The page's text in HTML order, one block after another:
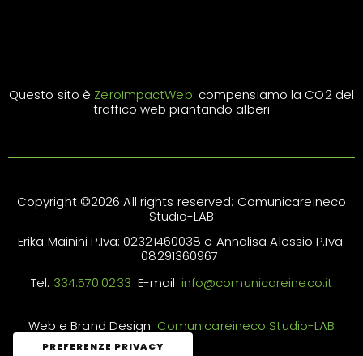
Questo sito è ZeroImpactWeb: compensiamo la CO2 del
traffico web piantando alberi
Copyright ©2026 All rights reserved: Comunicareineco
Studio-LAB
Erika Mainini P.Iva: 02321460038 e Annalisa Alessio P.Iva:
08291360967
Tel: 334.570.0233 E-mail: info@comunicareineco.it
Web e Brand Design: Comunicareineco Studio-LAB